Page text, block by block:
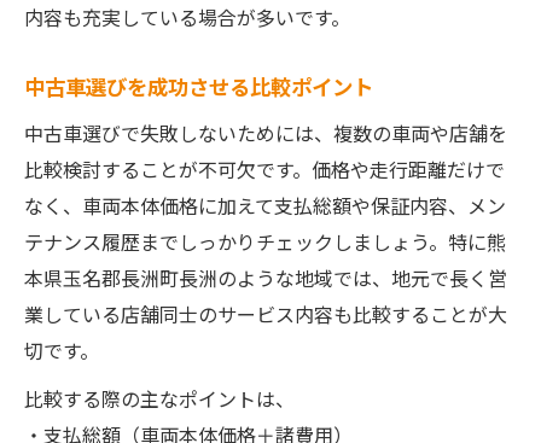
内容も充実している場合が多いです。
中古車選びを成功させる比較ポイント
中古車選びで失敗しないためには、複数の車両や店舗を
比較検討することが不可欠です。価格や走行距離だけで
なく、車両本体価格に加えて支払総額や保証内容、メン
テナンス履歴までしっかりチェックしましょう。特に熊
本県玉名郡長洲町長洲のような地域では、地元で長く営
業している店舗同士のサービス内容も比較することが大
切です。
比較する際の主なポイントは、
・支払総額（車両本体価格＋諸費用）